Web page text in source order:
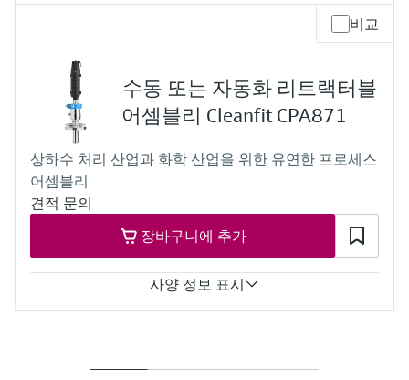
0 to 400 hPa
Process temperature
-5 to 60 °C
(20 to 140 °F)
Process pressure
Max. 10 bar abs
(Max. 145 psi)
비교
수동 또는 자동화 리트랙터블
어셈블리 Cleanfit CPA871
상하수 처리 산업과 화학 산업을 위한 유연한 프로세스
어셈블리
견적 문의
장바구니에 추가
사양 정보 표시